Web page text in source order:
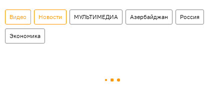
Видео Новости МУЛЬТИМЕДИА Азербайджан Россия
Экономика